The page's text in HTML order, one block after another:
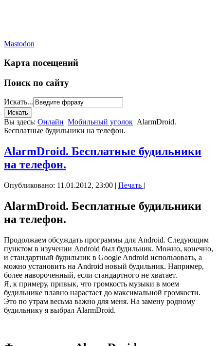
Mastodon
Карта посещений
Поиск по сайту
Искать...
Вы здесь: Онлайн Мобильный уголок AlarmDroid.
Бесплатные будильники на телефон.
AlarmDroid. Бесплатные будильники
на телефон.
Опубликовано: 11.01.2012, 23:00 | Печать |
AlarmDroid. Бесплатные будильники
на телефон.
Продолжаем обсуждать программы для Android. Следующим
пунктом в изучении Android был будильник. Можно, конечно,
и стандартный будильник в Google Android использовать, а
можно установить на Android новый будильник. Например,
более навороченный, если стандартного не хватает.
Я, к примеру, привык, что громкость музыки в моем
будильнике плавно нарастает до максимальной громкости.
Это по утрам весьма важно для меня. На замену родному
будильнику я выбрал AlarmDroid.